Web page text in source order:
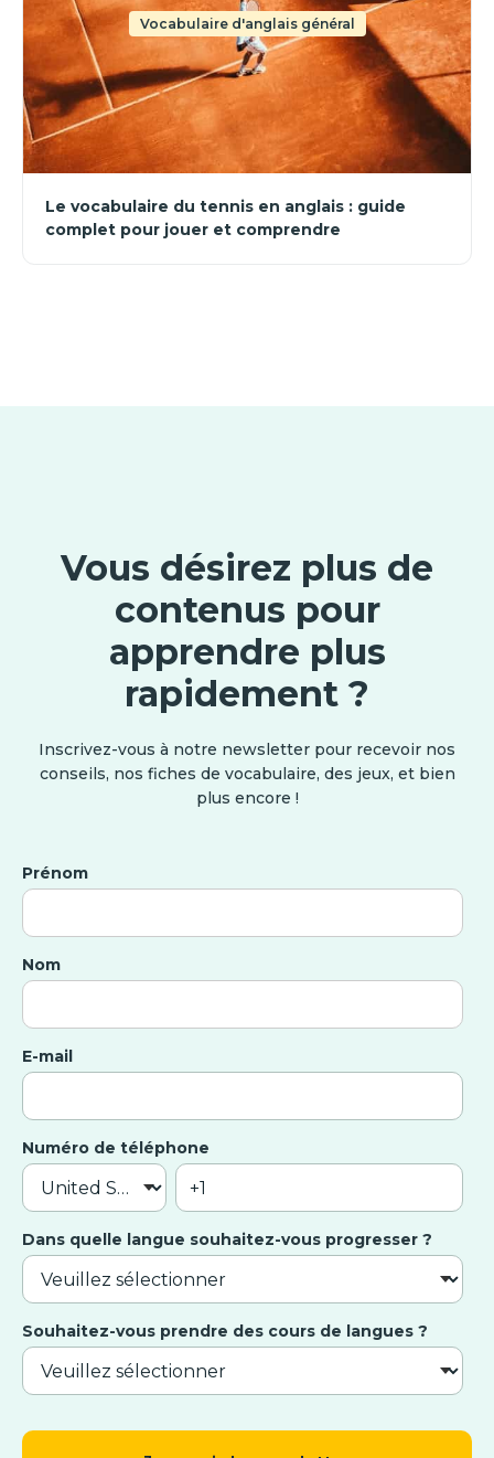
Vocabulaire d'anglais général
Le vocabulaire du tennis en anglais : guide
complet pour jouer et comprendre
Vous désirez plus de
contenus pour
apprendre plus
rapidement ?
Inscrivez-vous à notre newsletter pour recevoir nos
conseils, nos fiches de vocabulaire, des jeux, et bien
plus encore !
Prénom
Nom
E-mail
Numéro de téléphone
Dans quelle langue souhaitez-vous progresser ?
Souhaitez-vous prendre des cours de langues ?